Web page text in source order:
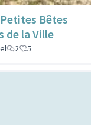
Bêtes
de la Ville
2 5